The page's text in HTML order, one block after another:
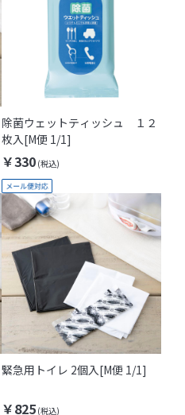
除菌ウェットティッシュ １２
枚入[M便 1/1]
￥330
緊急用トイレ 2個入[M便 1/1]
￥825